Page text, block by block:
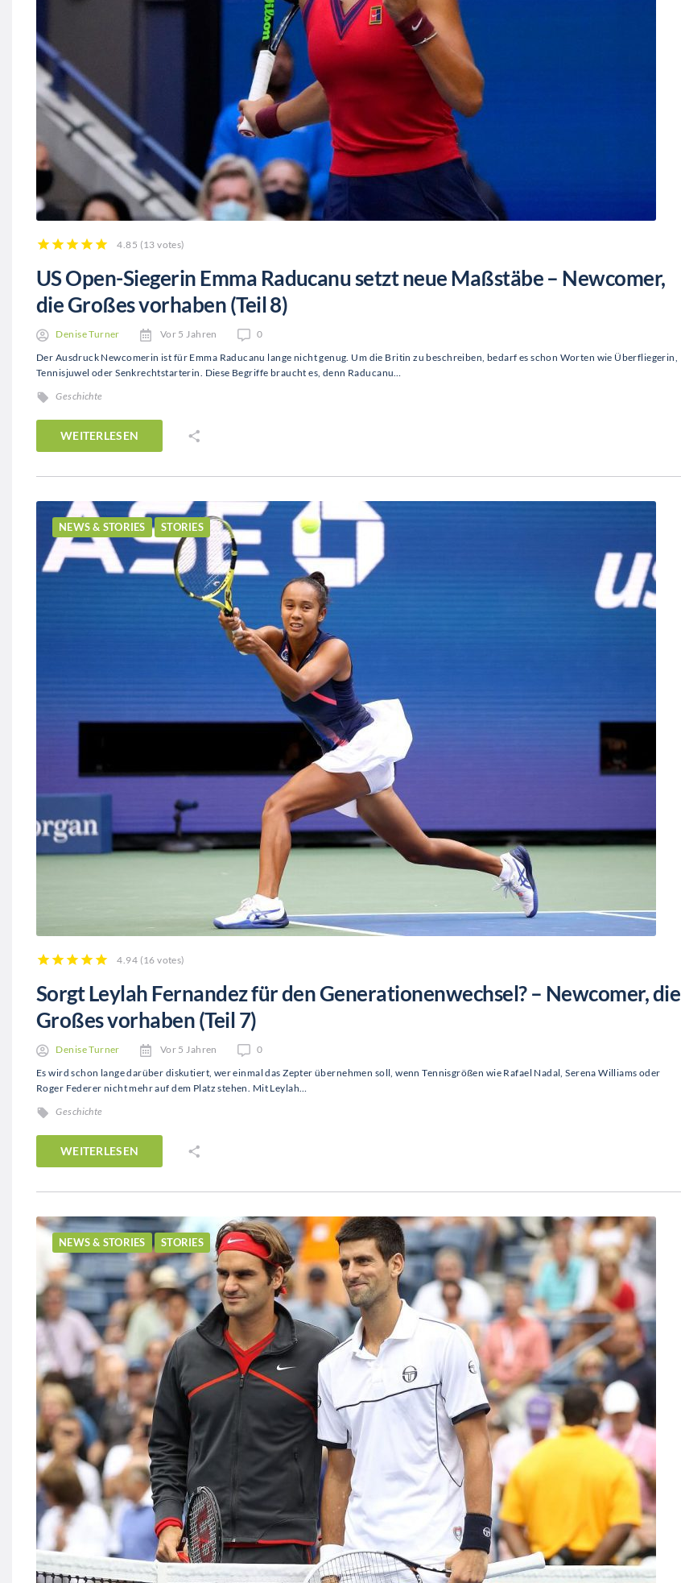
4.85 (13 votes)
US Open-Siegerin Emma Raducanu setzt neue Maßstäbe – Newcomer,
die Großes vorhaben (Teil 8)
Denise Turner Vor 5 Jahren
0
Der Ausdruck Newcomerin ist für Emma Raducanu lange nicht genug. Um die Britin zu beschreiben, bedarf es schon Worten wie Überfliegerin,
Tennisjuwel oder Senkrechtstarterin. Diese Begriffe braucht es, denn Raducanu…
Geschichte
WEITERLESEN
NEWS & STORIES STORIES
4.94 (16 votes)
Sorgt Leylah Fernandez für den Generationenwechsel? – Newcomer, die
Großes vorhaben (Teil 7)
Denise Turner Vor 5 Jahren
0
Es wird schon lange darüber diskutiert, wer einmal das Zepter übernehmen soll, wenn Tennisgrößen wie Rafael Nadal, Serena Williams oder
Roger Federer nicht mehr auf dem Platz stehen. Mit Leylah…
Geschichte
WEITERLESEN
NEWS & STORIES STORIES